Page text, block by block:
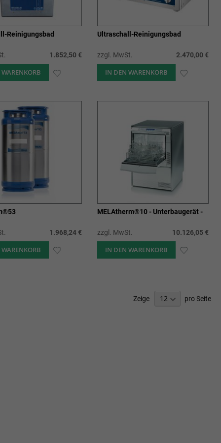
Reinigungsbad
1.852,50 €
Ultraschall-Reinigungsbad
zzgl. MwSt. 2.470,00 €
IN DEN WARENKORB
1.968,24 €
MELAtherm®10 - Unterbaugerät -
zzgl. MwSt. 10.126,05 €
IN DEN WARENKORB
Zeige pro Seite